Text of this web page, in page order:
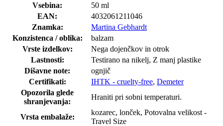
Vsebina:
50 ml
EAN:
4032061211046
Znamka:
Martina Gebhardt
Konzistenca / oblika:
balzam
Vrste izdelkov:
Nega dojenčkov in otrok
Lastnosti:
Testirano na nikelj, Z manj plastike
Dišavne note:
ognjič
Certifikati:
IHTK - cruelty-free, Demeter
Opozorila glede
shranjevanja:
Hraniti pri sobni temperaturi.
Vrsta embalaže:
kozarec, lonček, Potovalna velikost -
Travel Size